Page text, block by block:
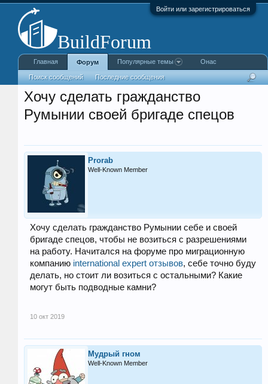
Войти или зарегистрироваться
Хочу сделать гражданство
Румынии своей бригаде спецов
Prorab
Well-Known Member
Хочу сделать гражданство Румынии себе и своей
бригаде спецов, чтобы не возиться с разрешениями
на работу. Начитался на форуме про миграционную
компанию international expert отзывов, себе точно буду
делать, но стоит ли возиться с остальными? Какие
могут быть подводные камни?
10 окт 2019
Мудрый гном
Well-Known Member
Главная Форум
Поиск сообщений Последние сообщения
Популярные темы Онас